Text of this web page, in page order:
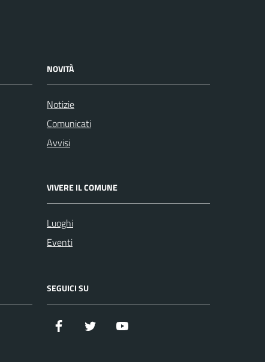
NOVITÀ
Notizie
Comunicati
Avvisi
VIVERE IL COMUNE
Luoghi
Eventi
SEGUICI SU
Facebook Twitter